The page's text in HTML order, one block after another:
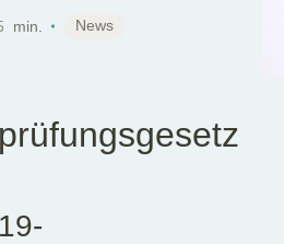
min. News